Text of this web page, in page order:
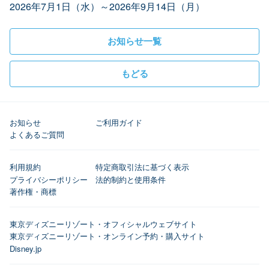
2026年7月1日（水）～2026年9月14日（月）
お知らせ一覧
もどる
お知らせ
ご利用ガイド
よくあるご質問
利用規約
特定商取引法に基づく表示
プライバシーポリシー
法的制約と使用条件
著作権・商標
東京ディズニーリゾート・オフィシャルウェブサイト
東京ディズニーリゾート・オンライン予約・購入サイト
Disney.jp